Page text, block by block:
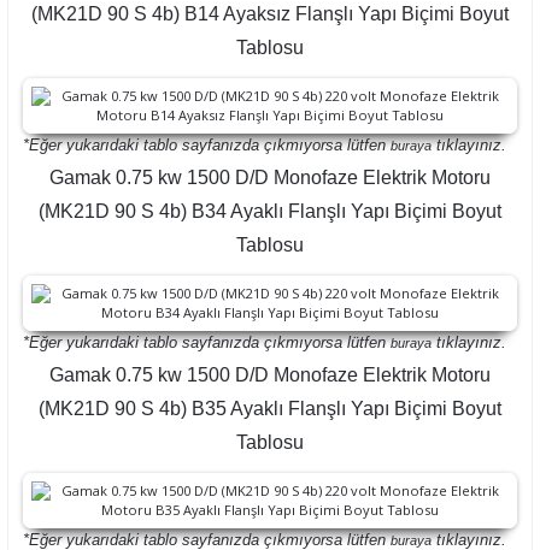
(MK21D 90 S 4b) B14 Ayaksız Flanşlı Yapı Biçimi Boyut
Tablosu
*Eğer yukarıdaki tablo sayfanızda çıkmıyorsa lütfenburayatıklayınız.
Gamak 0.75 kw 1500 D/D Monofaze Elektrik Motoru
(MK21D 90 S 4b) B34 Ayaklı Flanşlı Yapı Biçimi Boyut
Tablosu
*Eğer yukarıdaki tablo sayfanızda çıkmıyorsa lütfenburayatıklayınız.
Gamak 0.75 kw 1500 D/D Monofaze Elektrik Motoru
(MK21D 90 S 4b) B35 Ayaklı Flanşlı Yapı Biçimi Boyut
Tablosu
*Eğer yukarıdaki tablo sayfanızda çıkmıyorsa lütfenburayatıklayınız.